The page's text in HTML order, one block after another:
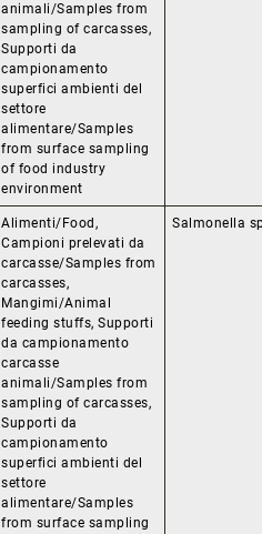
animali/Samples from
sampling of carcasses,
Supporti da
campionamento
superfici ambienti del
settore
alimentare/Samples
from surface sampling
of food industry
environment
Alimenti/Food,
Campioni prelevati da
carcasse/Samples from
carcasses,
Mangimi/Animal
feeding stuffs, Supporti
da campionamento
carcasse
animali/Samples from
sampling of carcasses,
Supporti da
campionamento
superfici ambienti del
settore
alimentare/Samples
from surface sampling
Salmonella